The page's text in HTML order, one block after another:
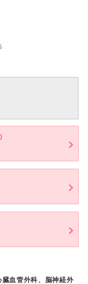
血管外科、脳神経外